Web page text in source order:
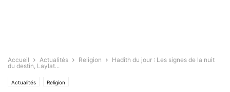
Accueil Actualités Religion
Hadith du jour : Les signes de la nuit
du destin, Laylat...
Actualités Religion